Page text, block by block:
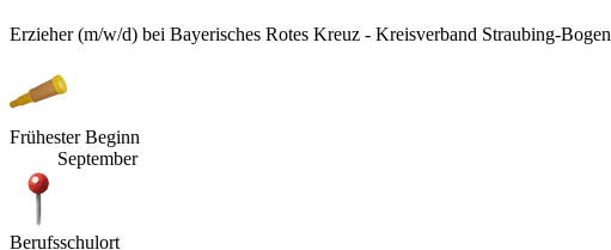
Erzieher (m/w/d) bei Bayerisches Rotes Kreuz - Kreisverband Straubing-Bogen
Frühester Beginn
September
Berufsschulort